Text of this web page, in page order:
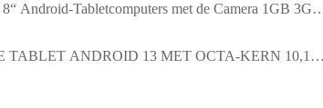
8“ Android-Tabletcomputers met de Camera 1GB 3GB
TABLET ANDROID 13 MET OCTA-KERN 10,1